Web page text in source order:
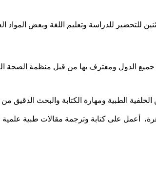
الطبية ومهارة الكتابة والبحث
أعمل على كتابة وترجمة مقالات طبية